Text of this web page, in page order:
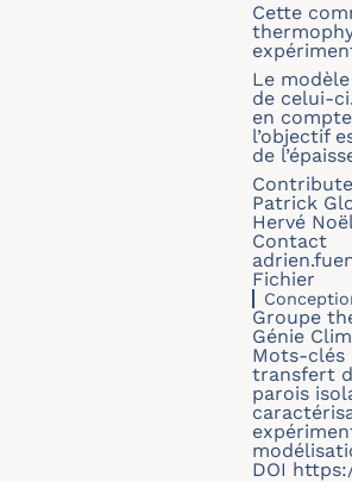
Cette
Le
de celui-
en
l’objectif
de
Patrick
Hervé
Contact
Fichier
Groupe
Génie
Mots-clés
transfert
parois
DOI